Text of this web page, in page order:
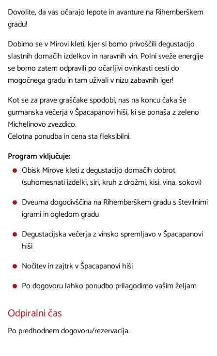
Dovolite, da vas očarajo lepote in avanture na Rihemberškem
gradu!
Dobimo se v Mirovi kleti, kjer si bomo privoščili degustacijo
slastnih domačih izdelkov in naravnih vin. Polni sveže energije
se bomo zatem odpravili po očarljivi ovinkasti cesti do
mogočnega gradu in tam uživali v nizu zabavnih iger!
Kot se za prave graščake spodobi, nas na koncu čaka še
gurmanska večerja v Špacapanovi hiši, ki se ponaša z zeleno
Michelinovo zvezdico.
Celotna ponudba in cena sta fleksibilni.
Program vključuje:
Obisk Mirove kleti z degustacijo domačih dobrot
(suhomesnati izdelki, siri, kruh z drožmi, kisi, vina, sokovi)
Dveurna dogodivščina na Rihemberškem gradu s številnimi
igrami in ogledom gradu
Degustacijska večerja z vinsko spremljavo v Špacapanovi
hiši
Nočitev in zajtrk v Špacapanovi hiši
Po dogovoru lahko ponudbo prilagodimo vašim željam
Odpiralni čas
Po predhodnem dogovoru/rezervacija.